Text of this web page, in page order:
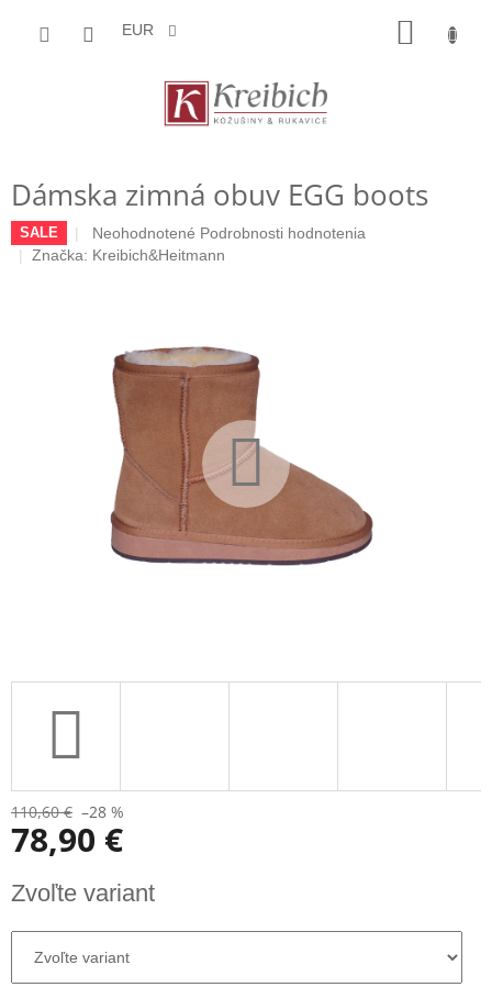
EUR
Dámska zimná obuv EGG boots
SALE
Priemerné
hodnotenie
hviezdičiek.
Neohodnotené Podrobnosti hodnotenia
Značka: Kreibich&Heitmann
110,60 € –28 %
78,90 €
cena:
Zvoľte variant